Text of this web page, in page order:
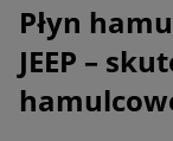
Płyn
JEEP –